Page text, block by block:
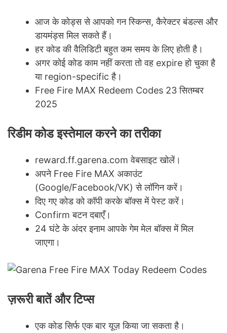
आज के कोड्स से आपको गन स्किन्स, कैरेक्टर बंडल्स और
डायमंड्स मिल सकते हैं।
हर कोड की वैलिडिटी बहुत कम समय के लिए होती है।
अगर कोई कोड काम नहीं करता तो वह expire हो चुका है
या region-specific है।
Free Fire MAX Redeem Codes 23 सितम्बर
2025
रिडीम कोड इस्तेमाल करने का तरीका
reward.ff.garena.com वेबसाइट खोलें।
अपने Free Fire MAX अकाउंट
(Google/Facebook/VK) से लॉगिन करें।
दिए गए कोड को कॉपी करके बॉक्स में पेस्ट करें।
Confirm बटन दबाएँ।
24 घंटे के अंदर इनाम आपके गेम मेल बॉक्स में मिल
जाएगा।
ज़रूरी बातें और टिप्स
एक कोड सिर्फ एक बार यूज़ किया जा सकता है।